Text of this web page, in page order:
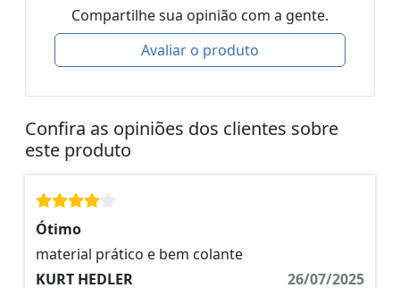
Compartilhe sua opinião com a gente.
Avaliar o produto
Confira as opiniões dos clientes sobre
este produto
Ótimo
material prático e bem colante
KURT HEDLER
26/07/2025